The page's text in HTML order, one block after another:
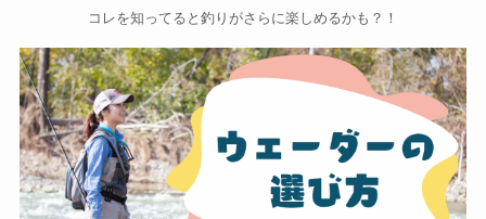
コレを知ってると釣りがさらに楽しめるかも？！